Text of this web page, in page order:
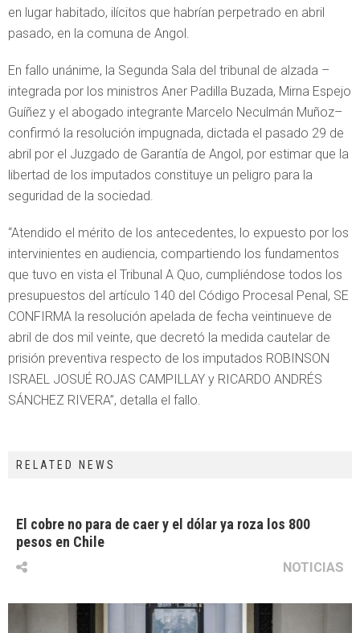
en lugar habitado, ilícitos que habrían perpetrado en abril
pasado, en la comuna de Angol.
En fallo unánime, la Segunda Sala del tribunal de alzada –
integrada por los ministros Aner Padilla Buzada, Mirna Espejo
Guíñez y el abogado integrante Marcelo Neculmán Muñoz–
confirmó la resolución impugnada, dictada el pasado 29 de
abril por el Juzgado de Garantía de Angol, por estimar que la
libertad de los imputados constituye un peligro para la
seguridad de la sociedad.
“Atendido el mérito de los antecedentes, lo expuesto por los
intervinientes en audiencia, compartiendo los fundamentos
que tuvo en vista el Tribunal A Quo, cumpliéndose todos los
presupuestos del artículo 140 del Código Procesal Penal, SE
CONFIRMA la resolución apelada de fecha veintinueve de
abril de dos mil veinte, que decretó la medida cautelar de
prisión preventiva respecto de los imputados ROBINSON
ISRAEL JOSUÉ ROJAS CAMPILLAY y RICARDO ANDRÉS
SÁNCHEZ RIVERA”, detalla el fallo.
RELATED NEWS
El cobre no para de caer y el dólar ya roza los 800
pesos en Chile
NOTICIAS